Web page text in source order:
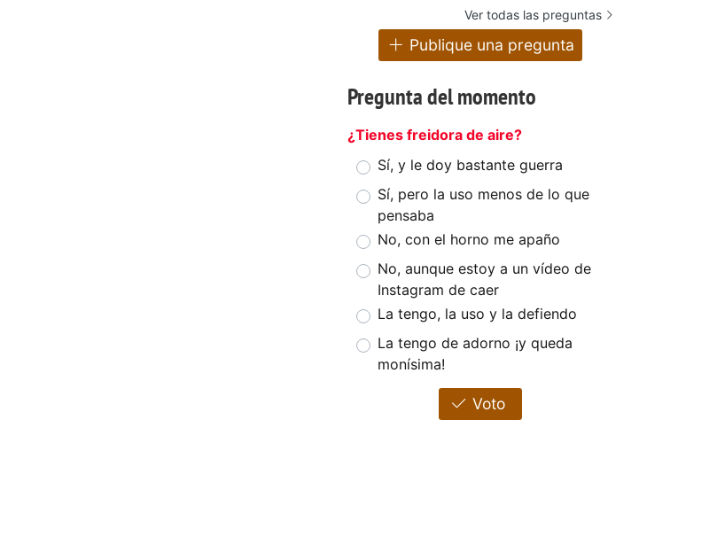
Ver todas las preguntas
Publique una pregunta
Pregunta del momento
¿Tienes freidora de aire?
Sí, y le doy bastante guerra
Sí, pero la uso menos de lo que
pensaba
No, con el horno me apaño
No, aunque estoy a un vídeo de
Instagram de caer
La tengo, la uso y la defiendo
La tengo de adorno ¡y queda
monísima!
Voto